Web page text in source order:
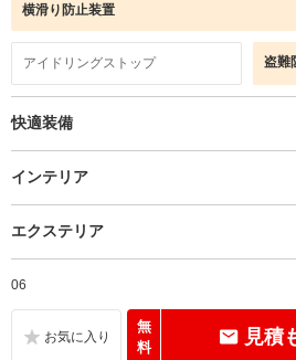
横滑り防止装置
アイドリングストップ 盗難
快適装備
インテリア
エクステリア
06
無
料
見積